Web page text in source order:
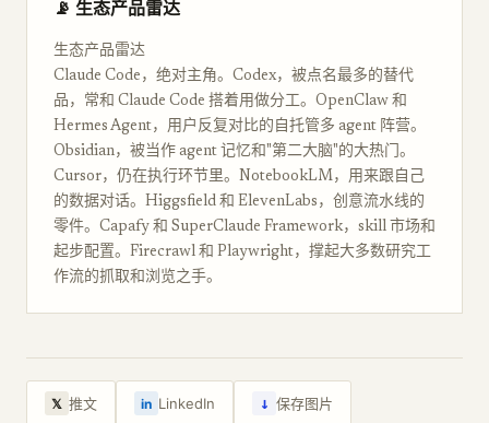
📡 生态产品雷达
生态产品雷达
Claude Code，绝对主角。Codex，被点名最多的替代
品，常和 Claude Code 搭着用做分工。OpenClaw 和
Hermes Agent，用户反复对比的自托管多 agent 阵营。
Obsidian，被当作 agent 记忆和"第二大脑"的大热门。
Cursor，仍在执行环节里。NotebookLM，用来跟自己
的数据对话。Higgsfield 和 ElevenLabs，创意流水线的
零件。Capafy 和 SuperClaude Framework，skill 市场和
起步配置。Firecrawl 和 Playwright，撑起大多数研究工
作流的抓取和浏览之手。
𝕏 推文 in LinkedIn ↓ 保存图片